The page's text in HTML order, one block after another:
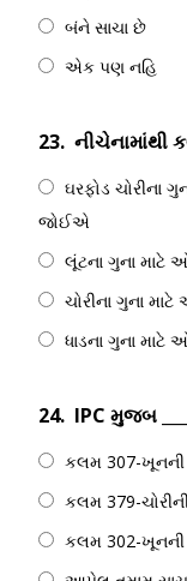
બંને સાચા છે
એક પણ નહિ
23. નીચેનામાંથી
ઘરફોડ ચોરીના
જોઈએ
લૂંટના ગુના માટે
ચોરીના ગુના
ધાડના ગુના
24. IPC મુજબ
કલમ 307-ખૂનની
કલમ 379-
કલમ 302-